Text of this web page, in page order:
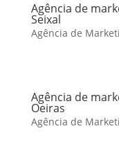
Agência de
Seixal
Agência de
Agência de
Oeiras
Agência de